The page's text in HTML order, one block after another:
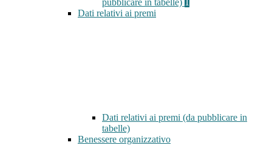
pubblicare in tabelle)
Dati relativi ai premi
Dati relativi ai premi (da pubblicare in
tabelle)
Benessere organizzativo